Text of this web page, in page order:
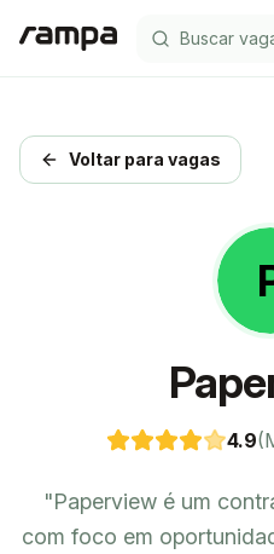
Voltar para vagas
4.9
"Paperview é um
com foco em